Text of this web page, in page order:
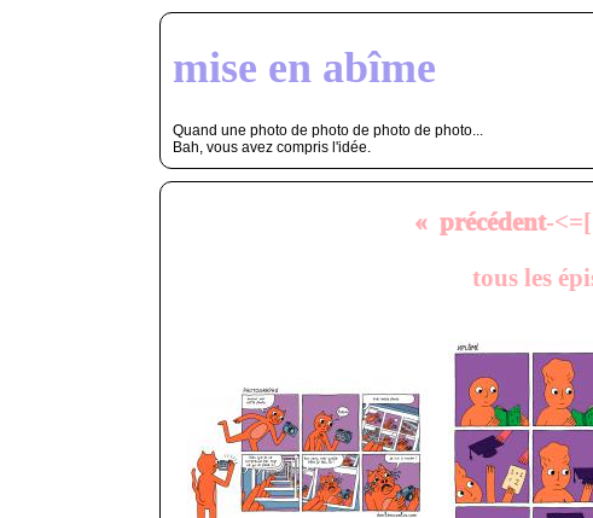
mise en abîme
Quand une photo de photo de photo de photo...
Bah, vous avez compris l'idée.
« précédent-
tous les